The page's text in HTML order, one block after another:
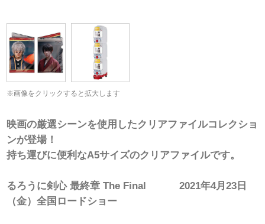
※画像をクリックすると拡大します
映画の厳選シーンを使用したクリアファイルコレクショ
ンが登場！
持ち運びに便利なA5サイズのクリアファイルです。
るろうに剣心 最終章 The Final 2021年4月23日
（金）全国ロードショー